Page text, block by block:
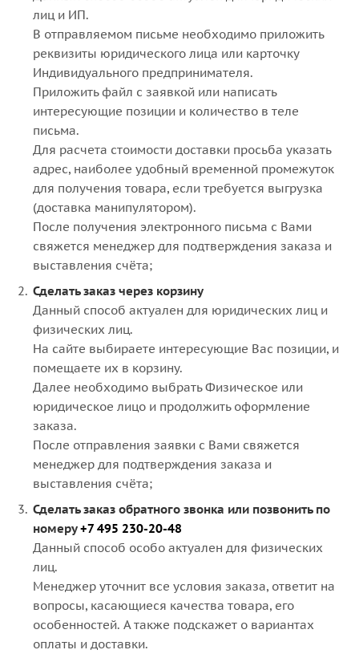
лиц и ИП.
В отправляемом письме необходимо приложить
реквизиты юридического лица или карточку
Индивидуального предпринимателя.
Приложить файл с заявкой или написать
интересующие позиции и количество в теле
письма.
Для расчета стоимости доставки просьба указать
адрес, наиболее удобный временной промежуток
для получения товара, если требуется выгрузка
(доставка манипулятором).
После получения электронного письма с Вами
свяжется менеджер для подтверждения заказа и
выставления счёта;
Сделать заказ через корзину
Данный способ актуален для юридических лиц и
физических лиц.
На сайте выбираете интересующие Вас позиции, и
помещаете их в корзину.
Далее необходимо выбрать Физическое или
юридическое лицо и продолжить оформление
заказа.
После отправления заявки с Вами свяжется
менеджер для подтверждения заказа и
выставления счёта;
Сделать заказ обратного звонка или позвонить по
номеру+7 495 230-20-48
Данный способ особо актуален для физических
лиц.
Менеджер уточнит все условия заказа, ответит на
вопросы, касающиеся качества товара, его
особенностей. А также подскажет о вариантах
оплаты и доставки.